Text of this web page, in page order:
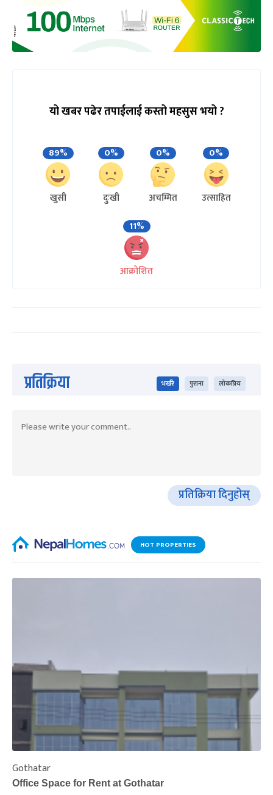
यो खबर पढेर तपाईलाई कस्तो महसुस भयो ?
89%
खुसी
0%
दुःखी
0%
अचम्मित
0%
उत्साहित
11%
आक्रोशित
प्रतिक्रिया भर्खरै पुराना लोकप्रिय
प्रतिक्रिया दिनुहोस्
HOT PROPERTIES
Gothatar
Office Space for Rent at Gothatar